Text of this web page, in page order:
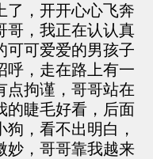
了，开开心心飞奔
哥，我正在认认真
可可爱爱的男孩子
呼，走在路上有一
点拘谨，哥哥站在
的睫毛好看，后面
，看不出明白，
妙，哥哥靠我越来